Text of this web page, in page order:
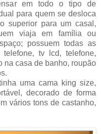
em todo o tipo de
para quem se desloca
superior para um casal,
viaja em família ou
possuem todas as
telefone, tv lcd, telefone,
na casa de banho, roupão
uma cama king size,
decorado de forma
vários tons de castanho,